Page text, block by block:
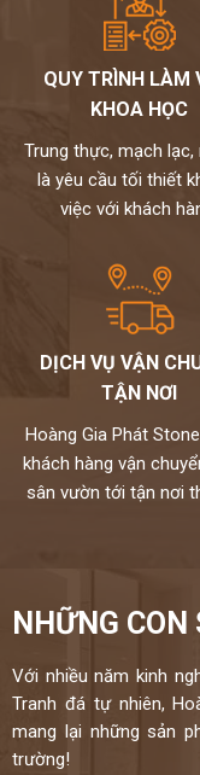
QUY TRÌNH LÀM
KHOA HỌC
Trung thực, mạch lạc,
là yêu cầu tối thiết
việc với khách
DỊCH VỤ VẬN
TẬN NƠI
Hoàng Gia Phát
khách hàng vận
sân vườn tới tận nơi
NHỮNG CON
Với nhiều năm kinh
Tranh đá tự nhiên,
mang lại những sản
trường!